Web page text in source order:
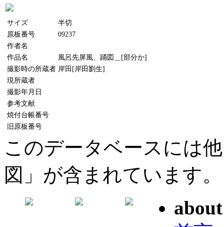
サイズ
半切
原板番号
09237
作者名
作品名
風呂先屏風、踊図＿[部分か]
撮影時の所蔵者 岸田[岸田劉生]
現所蔵者
撮影年月日
参考文献
焼付台帳番号
旧原板番号
このデータベースには
図」が含まれています。
about